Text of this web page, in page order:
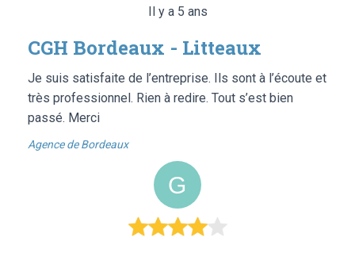
Il y a 5 ans
CGH Bordeaux - Litteaux
Je suis satisfaite de l’entreprise. Ils sont à l’écoute et
très professionnel. Rien à redire. Tout s’est bien
passé. Merci
Agence de Bordeaux